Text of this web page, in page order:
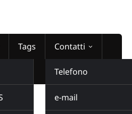
Tags Contatti
Telefono
e-mail